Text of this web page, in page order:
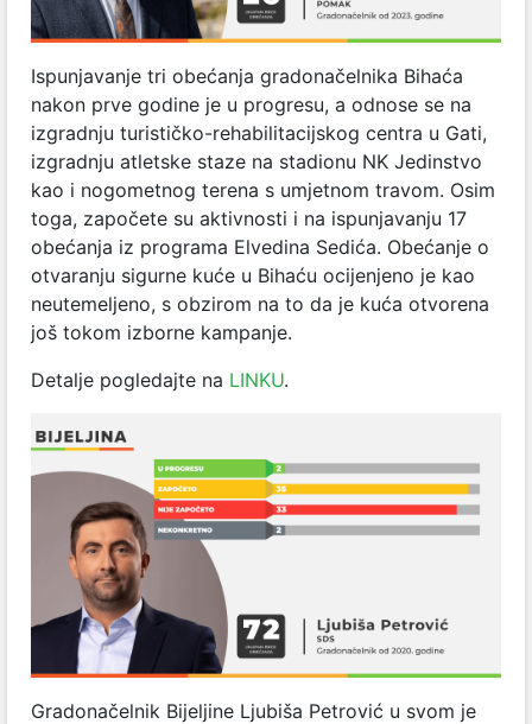
Ispunjavanje tri obećanja gradonačelnika Bihaća
nakon prve godine je u progresu, a odnose se na
izgradnju turističko-rehabilitacijskog centra u Gati,
izgradnju atletske staze na stadionu NK Jedinstvo
kao i nogometnog terena s umjetnom travom. Osim
toga, započete su aktivnosti i na ispunjavanju 17
obećanja iz programa Elvedina Sedića. Obećanje o
otvaranju sigurne kuće u Bihaću ocijenjeno je kao
neutemeljeno, s obzirom na to da je kuća otvorena
još tokom izborne kampanje.
Detalje pogledajte na LINKU.
Gradonačelnik Bijeljine Ljubiša Petrović u svom je